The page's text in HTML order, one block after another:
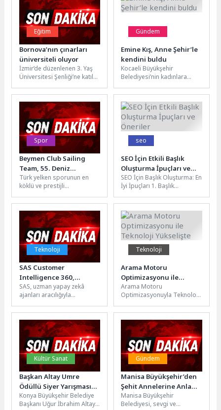
Eğitim
Bornova’nın çınarları
üniversiteli oluyor
İzmir’de düzenlenen 3. Yaş
Üniversitesi Şenliği’ne katılan
Yaş Alma Merkezi" ile
kurduğu...
Gündem
Emine Kış, Anne Şehir’le
kendini buldu
Kocaeli Büyükşehir
Belediyesi’nin kadınlara
Anne Şehir Merkezleri,
sadece fiziksel değil
duygusal ve...
Spor
Beymen Club Sailing
Team, 55. Deniz
Kuvvetleri Kupası’nda
Kürsüde Yer Aldı
Türk yelken sporunun en
köklü ve prestijli
olan ve Türkiye Açıkdeniz
Yarış Spor...
seo
SEO İçin Etkili Başlık
Oluşturma İpuçları ve
Öneriler
SEO İçin Başlık Oluşturma: En
İyi İpuçları 1. Başlık
Kelimeleri Optimize Edin...
Teknoloji
SAS Customer
Intelligence 360,
Genişletilmiş Ajan
Tabanlı Yapay Zeka
Yeteneklerini Tanıttı
SAS, uzman yapay zekâ
ajanları aracılığıyla
çerçevede daha hızlı aksiyon
almalarına olanak...
Teknoloji
Arama Motoru
Optimizasyonu ile
Teknoloji Yükselişte
Arama Motoru
Optimizasyonuyla Teknoloji
optimizasyonu (SEO), dijital
pazarlama stratejilerinde
önemli bir rol...
Kültür Sanat
Başkan Altay Umre
Ödüllü Siyer Yarışmasını
Kazanan Öğrenciler ve
Aileleriyle Buluştu
Konya Büyükşehir Belediye
Başkanı Uğur İbrahim Altay,
Gündem
Manisa Büyükşehir’den
Şehit Annelerine Anlamlı
Ziyaret
Manisa Büyükşehir
Belediyesi, sevgi ve